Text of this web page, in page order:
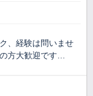
、経験は問いませ
方大歓迎です…